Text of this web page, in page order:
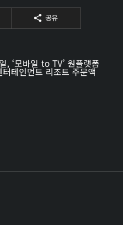
공유
, ‘모바일 to TV’ 원플랫폼
테인먼트 리조트 주문액